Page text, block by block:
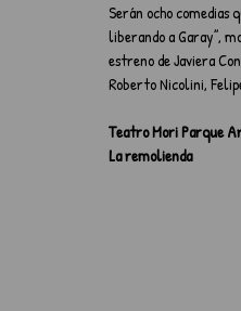
Serán ocho comedias
liberando a Garay”,
estreno de Javiera
Roberto Nicolini,
Teatro Mori Parque
La remolienda